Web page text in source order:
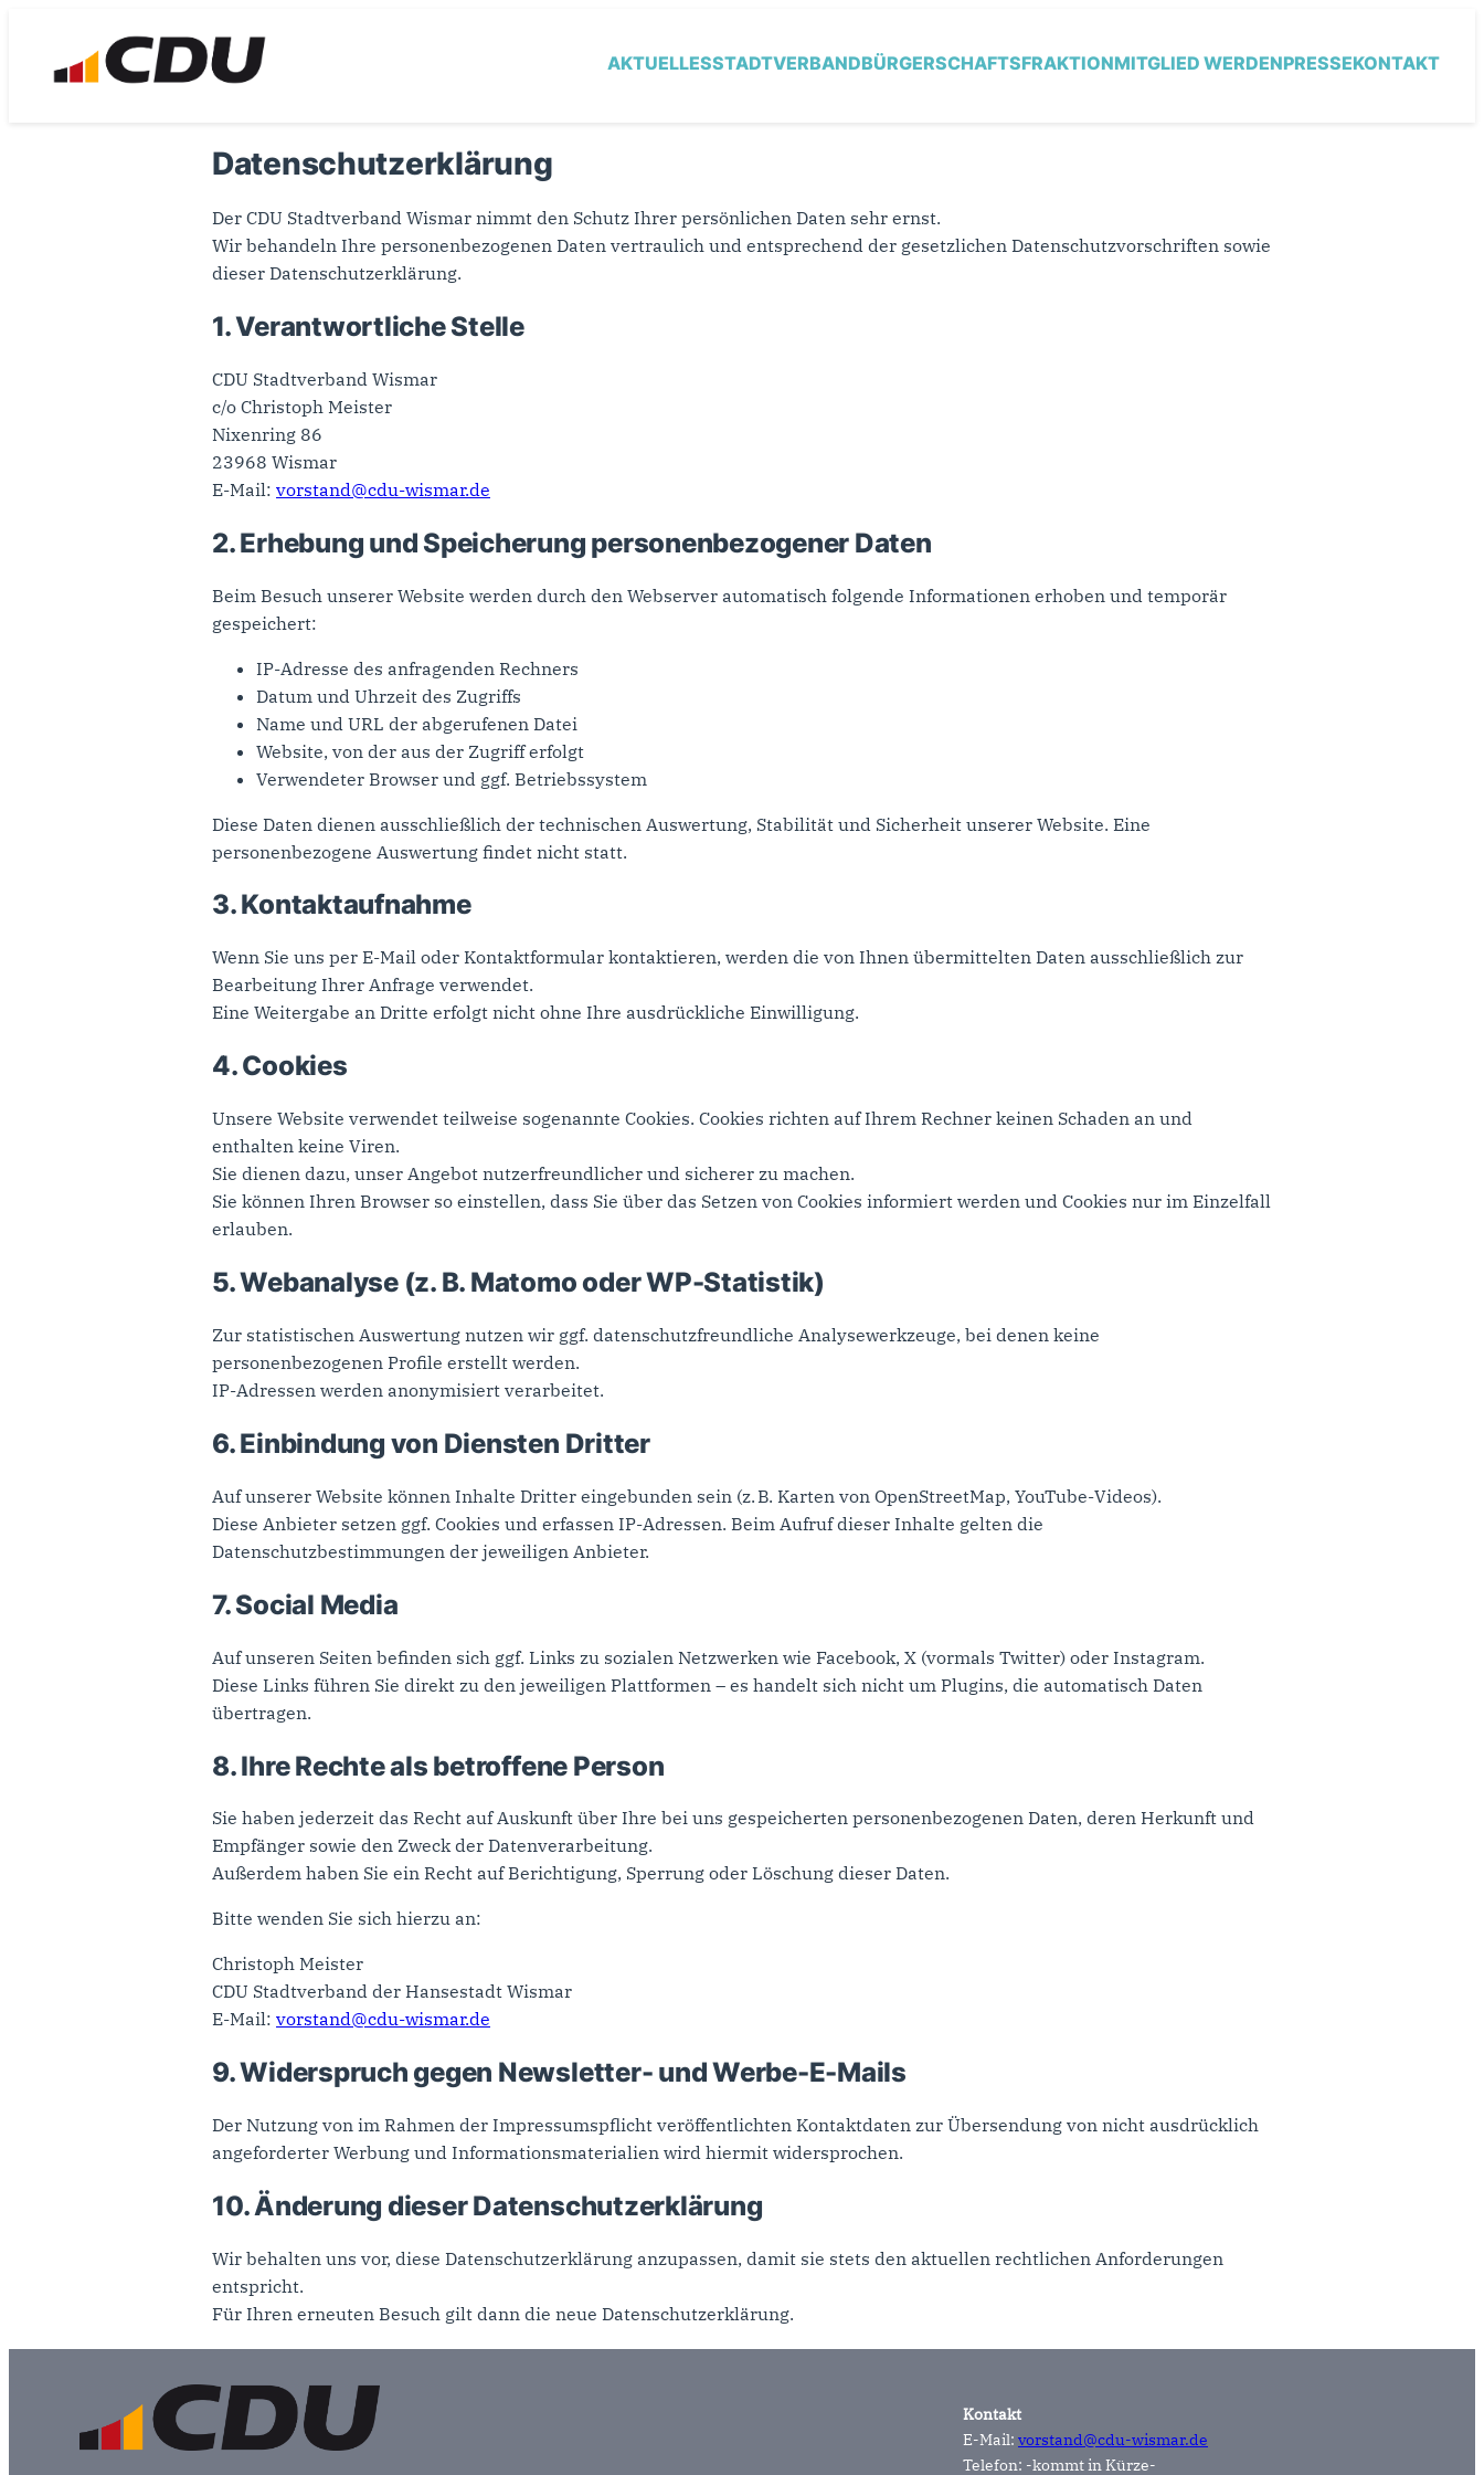
AKTUELLESSTADTVERBANDBÜRGERSCHAFTSFRAKTIONMITGLIED WERDENPRESSEKONTAKT
Datenschutzerklärung
Der CDU Stadtverband Wismar nimmt den Schutz Ihrer persönlichen Daten sehr ernst.
Wir behandeln Ihre personenbezogenen Daten vertraulich und entsprechend der gesetzlichen Datenschutzvorschriften sowie
dieser Datenschutzerklärung.
1. Verantwortliche Stelle
CDU Stadtverband Wismar
c/o Christoph Meister
Nixenring 86
23968 Wismar
E-Mail: vorstand@cdu-wismar.de
2. Erhebung und Speicherung personenbezogener Daten
Beim Besuch unserer Website werden durch den Webserver automatisch folgende Informationen erhoben und temporär
gespeichert:
IP-Adresse des anfragenden Rechners
Datum und Uhrzeit des Zugriffs
Name und URL der abgerufenen Datei
Website, von der aus der Zugriff erfolgt
Verwendeter Browser und ggf. Betriebssystem
Diese Daten dienen ausschließlich der technischen Auswertung, Stabilität und Sicherheit unserer Website. Eine
personenbezogene Auswertung findet nicht statt.
3. Kontaktaufnahme
Wenn Sie uns per E-Mail oder Kontaktformular kontaktieren, werden die von Ihnen übermittelten Daten ausschließlich zur
Bearbeitung Ihrer Anfrage verwendet.
Eine Weitergabe an Dritte erfolgt nicht ohne Ihre ausdrückliche Einwilligung.
4. Cookies
Unsere Website verwendet teilweise sogenannte Cookies. Cookies richten auf Ihrem Rechner keinen Schaden an und
enthalten keine Viren.
Sie dienen dazu, unser Angebot nutzerfreundlicher und sicherer zu machen.
Sie können Ihren Browser so einstellen, dass Sie über das Setzen von Cookies informiert werden und Cookies nur im Einzelfall
erlauben.
5. Webanalyse (z. B. Matomo oder WP-Statistik)
Zur statistischen Auswertung nutzen wir ggf. datenschutzfreundliche Analysewerkzeuge, bei denen keine
personenbezogenen Profile erstellt werden.
IP-Adressen werden anonymisiert verarbeitet.
6. Einbindung von Diensten Dritter
Auf unserer Website können Inhalte Dritter eingebunden sein (z. B. Karten von OpenStreetMap, YouTube-Videos).
Diese Anbieter setzen ggf. Cookies und erfassen IP-Adressen. Beim Aufruf dieser Inhalte gelten die
Datenschutzbestimmungen der jeweiligen Anbieter.
7. Social Media
Auf unseren Seiten befinden sich ggf. Links zu sozialen Netzwerken wie Facebook, X (vormals Twitter) oder Instagram.
Diese Links führen Sie direkt zu den jeweiligen Plattformen – es handelt sich nicht um Plugins, die automatisch Daten
übertragen.
8. Ihre Rechte als betroffene Person
Sie haben jederzeit das Recht auf Auskunft über Ihre bei uns gespeicherten personenbezogenen Daten, deren Herkunft und
Empfänger sowie den Zweck der Datenverarbeitung.
Außerdem haben Sie ein Recht auf Berichtigung, Sperrung oder Löschung dieser Daten.
Bitte wenden Sie sich hierzu an:
Christoph Meister
CDU Stadtverband der Hansestadt Wismar
E-Mail: vorstand@cdu-wismar.de
9. Widerspruch gegen Newsletter- und Werbe-E-Mails
Der Nutzung von im Rahmen der Impressumspflicht veröffentlichten Kontaktdaten zur Übersendung von nicht ausdrücklich
angeforderter Werbung und Informationsmaterialien wird hiermit widersprochen.
10. Änderung dieser Datenschutzerklärung
Wir behalten uns vor, diese Datenschutzerklärung anzupassen, damit sie stets den aktuellen rechtlichen Anforderungen
entspricht.
Für Ihren erneuten Besuch gilt dann die neue Datenschutzerklärung.
Kontakt
E-Mail: vorstand@cdu-wismar.de
Telefon: -kommt in Kürze-